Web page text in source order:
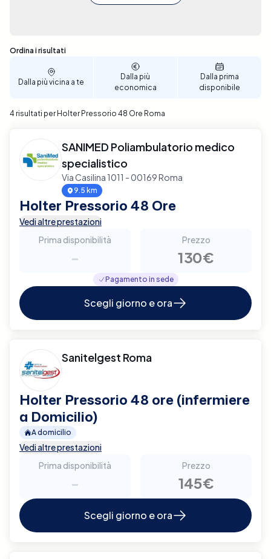
Sono stati trovati 4 risultati
Ordina i risultati
Dalla più vicina a te
Dalla più
economica
Dalla prima
disponibile
4 risultati per Holter Pressorio 48 Ore Roma
SANIMED Poliambulatorio medico
specialistico
Via Casilina 1011 - 00169 Roma
9.5 km
Holter Pressorio 48 Ore
Vedi altre prestazioni
Prima disponibilità
-
Prezzo
130€
Pagamento in sede
Scegli giorno e ora
Sanitelgest Roma
Holter Pressorio 48 ore (infermiere
a Domicilio)
A domicilio
Vedi altre prestazioni
Prima disponibilità
-
Prezzo
145€
Scegli giorno e ora